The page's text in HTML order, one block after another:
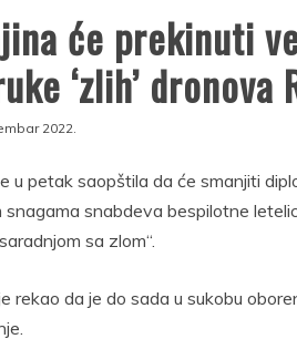
će prekinuti
‘zlih’ dronova
2022.
u petak saopštila da će smanjiti
snagama snabdeva bespilotne
sa zlom“.
rekao da je do sada u sukobu